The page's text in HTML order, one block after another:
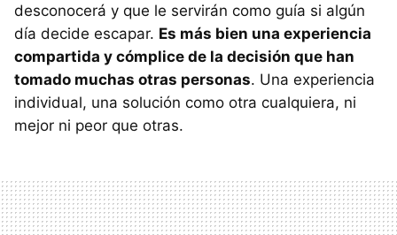
desconocerá y que le servirán como guía si algún
día decide escapar. Es más bien una experiencia
compartida y cómplice de la decisión que han
tomado muchas otras personas. Una experiencia
individual, una solución como otra cualquiera, ni
mejor ni peor que otras.